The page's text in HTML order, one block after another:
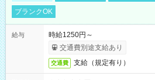
ブランクOK
給与
時給1250円～
交通費別途支給あり
交通費 支給（規定有り）